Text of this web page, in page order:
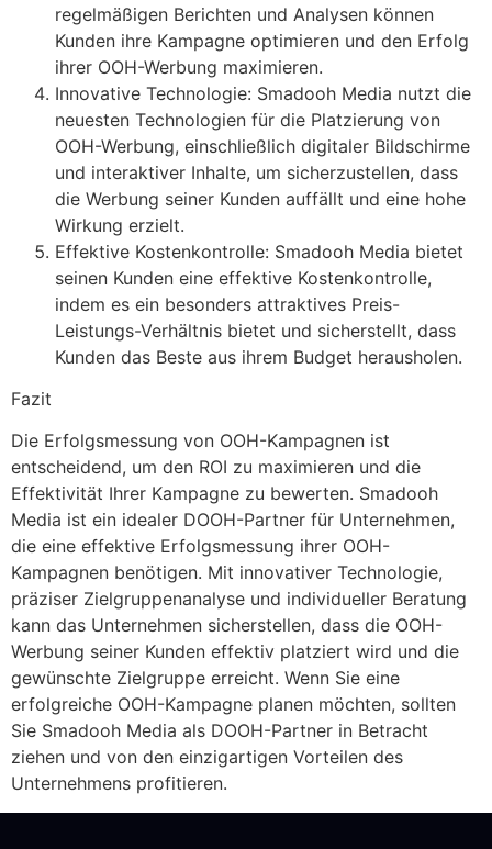
regelmäßigen Berichten und Analysen können
Kunden ihre Kampagne optimieren und den Erfolg
ihrer OOH-Werbung maximieren.
Innovative Technologie: Smadooh Media nutzt die
neuesten Technologien für die Platzierung von
OOH-Werbung, einschließlich digitaler Bildschirme
und interaktiver Inhalte, um sicherzustellen, dass
die Werbung seiner Kunden auffällt und eine hohe
Wirkung erzielt.
Effektive Kostenkontrolle: Smadooh Media bietet
seinen Kunden eine effektive Kostenkontrolle,
indem es ein besonders attraktives Preis-
Leistungs-Verhältnis bietet und sicherstellt, dass
Kunden das Beste aus ihrem Budget herausholen.
Fazit
Die Erfolgsmessung von OOH-Kampagnen ist
entscheidend, um den ROI zu maximieren und die
Effektivität Ihrer Kampagne zu bewerten. Smadooh
Media ist ein idealer DOOH-Partner für Unternehmen,
die eine effektive Erfolgsmessung ihrer OOH-
Kampagnen benötigen. Mit innovativer Technologie,
präziser Zielgruppenanalyse und individueller Beratung
kann das Unternehmen sicherstellen, dass die OOH-
Werbung seiner Kunden effektiv platziert wird und die
gewünschte Zielgruppe erreicht. Wenn Sie eine
erfolgreiche OOH-Kampagne planen möchten, sollten
Sie Smadooh Media als DOOH-Partner in Betracht
ziehen und von den einzigartigen Vorteilen des
Unternehmens profitieren.